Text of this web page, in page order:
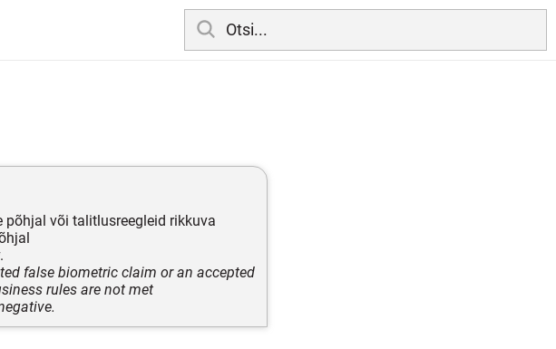
või talitlusreegleid rikkuva
false biometric claim or an accepted
rules are not met